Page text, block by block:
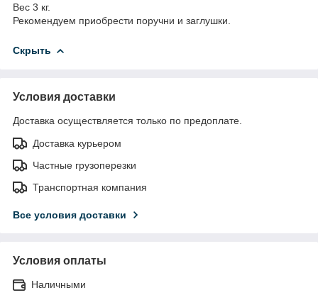
Вес 3 кг.
Рекомендуем приобрести поручни и заглушки.
Скрыть
Условия доставки
Доставка осуществляется только по предоплате.
Доставка курьером
Частные грузоперезки
Транспортная компания
Все условия доставки
Условия оплаты
Наличными